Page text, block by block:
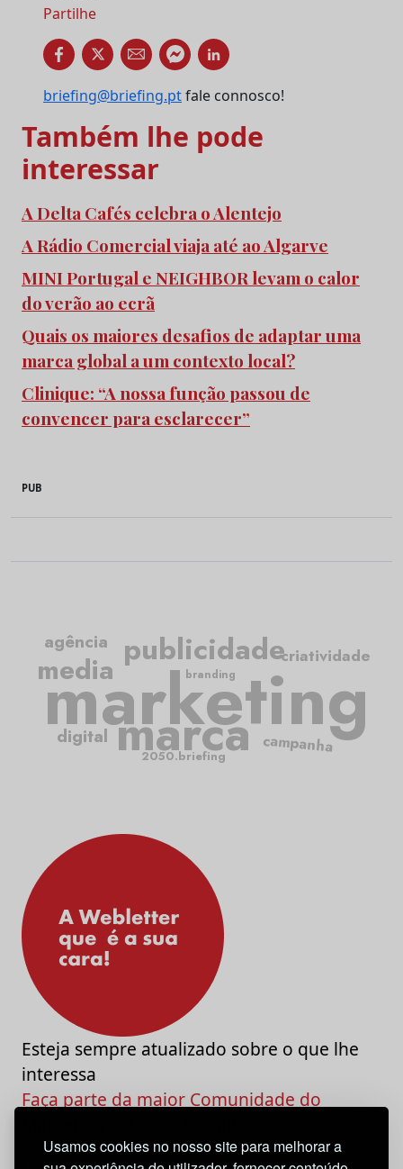
Usamos cookies no nosso site para melhorar a
Partilhe
briefing@briefing.ptfale connosco!
Também lhe pode
interessar
A Delta Cafés celebra o Alentejo
A Rádio Comercial viaja até ao Algarve
MINI Portugal e NEIGHBOR levam o calor
do verão ao ecrã
Quais os maiores desafios de adaptar uma
marca global a um contexto local?
Clinique: “A nossa função passou de
convencer para esclarecer”
PUB
marketing
publicidade
marca
criatividade
campanha
media
agência
digital
2050.briefing
branding
Esteja sempre atualizado sobre o que lhe
interessa
Faça parte da maior Comunidade do